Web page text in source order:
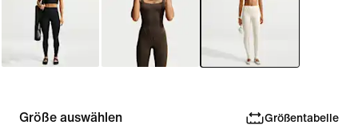
Größe auswählen Größentabelle